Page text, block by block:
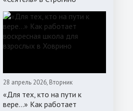
28 апрель 2026, Вторник
«Для тех, кто на пути к
вере...» Как работает